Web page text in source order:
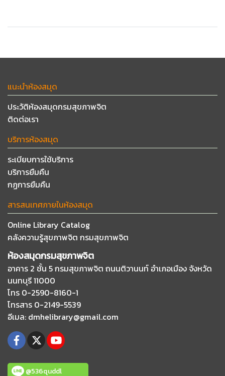
แนะนำห้องสมุด
ประวัติห้องสมุดกรมสุขภาพจิต
ติดต่อเรา
บริการห้องสมุด
ระเบียบการใช้บริการ
บริการยืมคืน
กฏการยืมคืน
สารสนเทศภายในห้องสมุด
Online Library Catalog
คลังความรู้สุขภาพจิต กรมสุขภาพจิต
ห้องสมุดกรมสุขภาพจิต
อาคาร 2 ชั้น 5 กรมสุขภาพจิต ถนนติวานนท์ อำเภอเมือง จังหวัด
นนทบุรี 11000
โทร 0-2590-8160-1
โทรสาร 0-2149-5539
อีเมล: dmhelibrary@gmail.com
@536quddl